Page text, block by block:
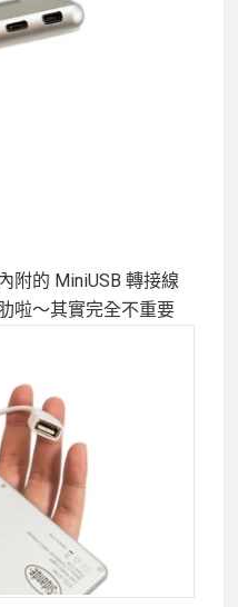
附的 MiniUSB 轉接線
啦～其實完全不重要